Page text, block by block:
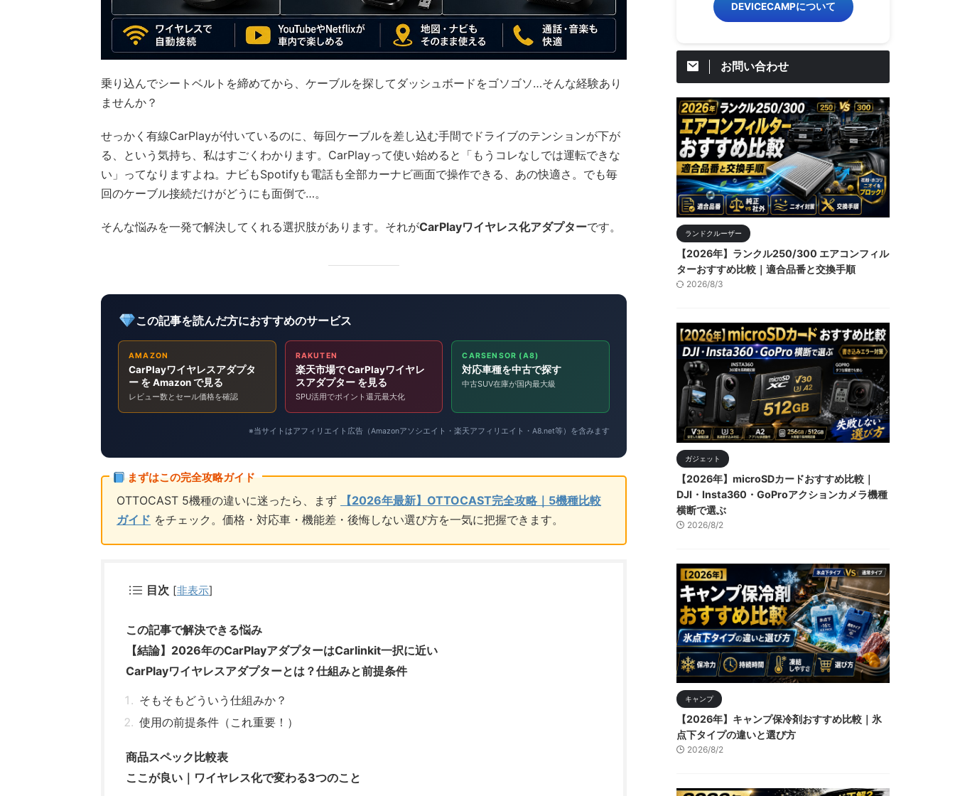
乗り込んでシートベルトを締めてから、ケーブルを探してダッシュボードをゴソゴソ…そんな経験あり
ませんか？
せっかく有線CarPlayが付いているのに、毎回ケーブルを差し込む手間でドライブのテンションが下が
る、という気持ち、私はすごくわかります。CarPlayって使い始めると「もうコレなしでは運転できな
い」ってなりますよね。ナビもSpotifyも電話も全部カーナビ画面で操作できる、あの快適さ。でも毎
回のケーブル接続だけがどうにも面倒で…。
そんな悩みを一発で解決してくれる選択肢があります。それがCarPlayワイヤレス化アダプターです。
この記事を読んだ方におすすめのサービス
AMAZON
CarPlayワイヤレスアダプタ
ー を Amazon で見る
レビュー数とセール価格を確認
RAKUTEN
楽天市場で CarPlayワイヤレ
スアダプター を見る
SPU活用でポイント還元最大化
CARSENSOR (A8)
対応車種を中古で探す
中古SUV在庫が国内最大級
※当サイトはアフィリエイト広告（Amazonアソシエイト・楽天アフィリエイト・A8.net等）を含みます
まずはこの完全攻略ガイド
OTTOCAST 5機種の違いに迷ったら、まず
【2026年最新】OTTOCAST完全攻略｜5機種比較
ガイド をチェック。価格・対応車・機能差・後悔しない選び方を一気に把握できます。
目次 [非表示]
この記事で解決できる悩み
【結論】2026年のCarPlayアダプターはCarlinkit一択に近い
CarPlayワイヤレスアダプターとは？仕組みと前提条件
そもそもどういう仕組みか？
使用の前提条件（これ重要！）
商品スペック比較表
ここが良い｜ワイヤレス化で変わる3つのこと
DEVICECAMPについて
お問い合わせ
ランドクルーザー
【2026年】ランクル250/300 エアコンフィル
ターおすすめ比較｜適合品番と交換手順
2026/8/3
ガジェット
【2026年】microSDカードおすすめ比較｜
DJI・Insta360・GoProアクションカメラ機種
横断で選ぶ
2026/8/2
キャンプ
【2026年】キャンプ保冷剤おすすめ比較｜氷
点下タイプの違いと選び方
2026/8/2